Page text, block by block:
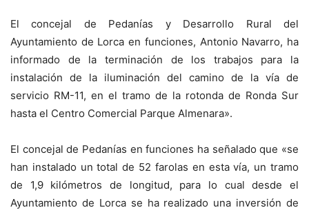
El concejal de Pedanías y Desarrollo Rural del
Ayuntamiento de Lorca en funciones, Antonio Navarro, ha
informado de la terminación de los trabajos para la
instalación de la iluminación del camino de la vía de
servicio RM-11, en el tramo de la rotonda de Ronda Sur
hasta el Centro Comercial Parque Almenara».
El concejal de Pedanías en funciones ha señalado que «se
han instalado un total de 52 farolas en esta vía, un tramo
de 1,9 kilómetros de longitud, para lo cual desde el
Ayuntamiento de Lorca se ha realizado una inversión de